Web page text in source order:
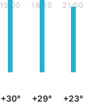
15:00
+30°
18:00
+29°
21:00
+23°